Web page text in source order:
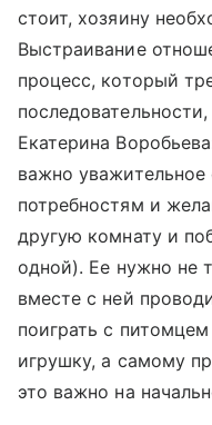
стоит, хозяину
Выстраивание
процесс, который
Екатерина
важно
потребностям и
другую комнату и
одной). Ее нужно не
вместе с ней
поиграть с
игрушку, а самому
это важно на